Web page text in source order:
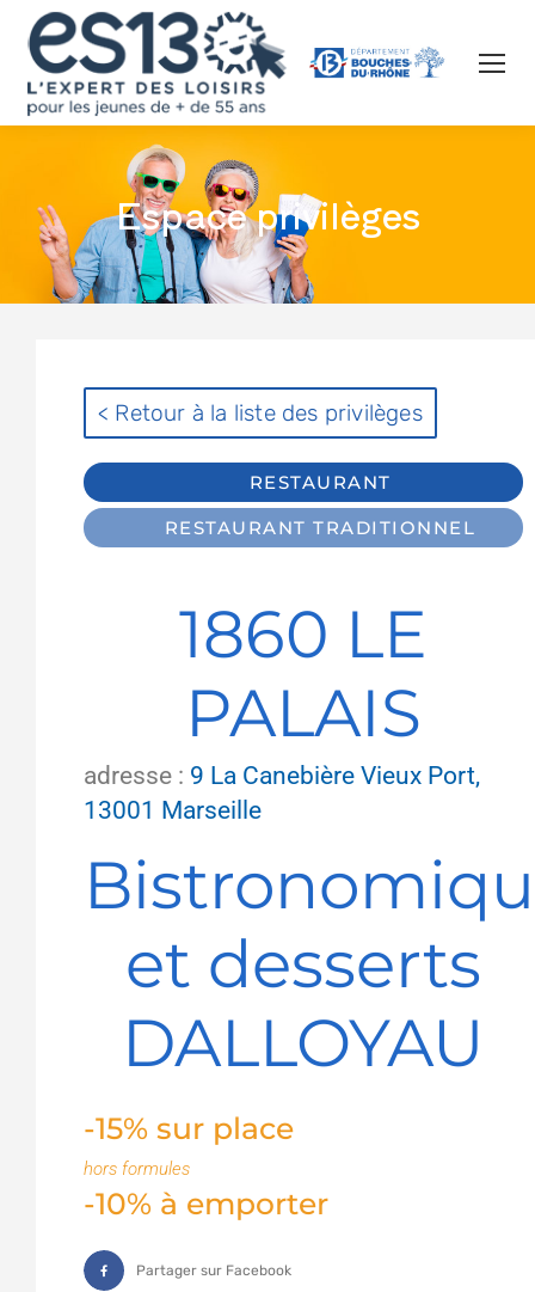
Espace privilèges
< Retour à la liste des privilèges
RESTAURANT
RESTAURANT TRADITIONNEL
1860 LE
PALAIS
adresse : 9 La Canebière Vieux Port,
13001 Marseille
et desserts
DALLOYAU
-15% sur place
hors formules
-10% à emporter
Partager sur Facebook